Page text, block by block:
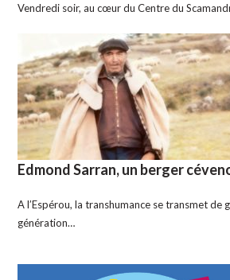
Vendredi soir, au cœur du Centre du
Edmond Sarran, un berger
A l’Espérou, la transhumance se transmet de
génération…